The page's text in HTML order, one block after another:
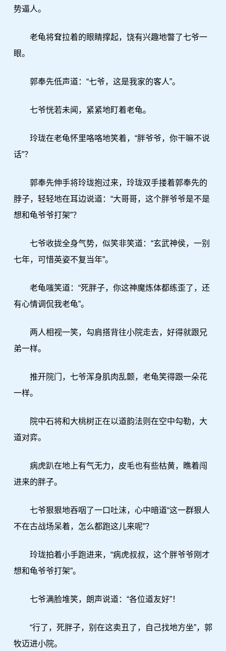
势逼人。
老龟将耷拉着的眼睛撑起，饶有兴趣地瞥了七爷一
眼。
郭奉先低声道：“七爷，这是我家的客人”。
七爷恍若未闻，紧紧地盯着老龟。
玲珑在老龟怀里咯咯地笑着，“胖爷爷，你干嘛不说
话”？
郭奉先伸手将玲珑抱过来，玲珑双手搂着郭奉先的
脖子，轻轻地在耳边说道：“大哥哥，这个胖爷爷是不是
想和龟爷爷打架”？
七爷收拢全身气势，似笑非笑道：“玄武神侯，一别
七年，可惜英姿不复当年”。
老龟嗤笑道：“死胖子，你这神魔炼体都练歪了，还
有心情调侃我老龟”。
两人相视一笑，勾肩搭背往小院走去，好得就跟兄
弟一样。
推开院门，七爷浑身肌肉乱颤，老龟笑得跟一朵花
一样。
院中石将和大桃树正在以道韵法则在空中勾勒，大
道对弈。
病虎趴在地上有气无力，皮毛也有些枯黄，瞧着闯
进来的胖子。
七爷狠狠地吞咽了一口吐沫，心中暗道“这一群狠人
不在古战场呆着，怎么都跑这儿来呢”？
玲珑拍着小手跑进来，“病虎叔叔，这个胖爷爷刚才
想和龟爷爷打架”。
七爷满脸堆笑，朗声说道：“各位道友好”！
“行了，死胖子，别在这卖丑了，自己找地方坐”，郭
牧迈进小院。